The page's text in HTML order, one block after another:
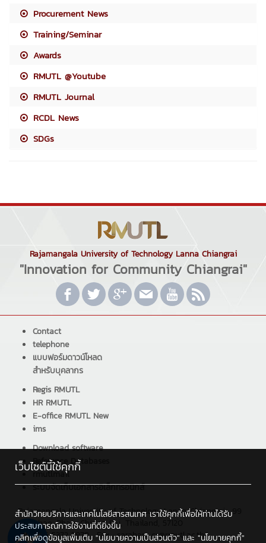
Procurement News
Training/Seminar
Awards
RMUTL @Youtube
RMUTL Journal
RCDL News
SDGs
Rajamangala University of Technology Lanna Chiangrai
"Innovation for Community Chiangrai"
Contact
telephone
แบบฟอร์มดาวน์โหลด
สำหรับบุคลากร
Regis RMUTL
HR RMUTL
E-office RMUTL New
ims
Download software
Reference Databases
rmutlmail
ระบบจัดเก็บเอกสารอิเล็กทรอนิกส์
Rajamangala University of Technology Lanna Chiangrai : 99
Sai Khao, Phan, Chiang Rai, Thailand, 57120
Tel : +66 5372 3979 , Fax : saraban_cr@rmutl.ac.th
เว็บไซต์นี้ใช้คุกกี้
สำนักวิทยบริการและเทคโนโลยีสารสนเทศ เราใช้คุกกี้เพื่อให้ท่านได้รับ
ประสบการณ์การใช้งานที่ดียิ่งขึ้น
คลิกเพื่อดูข้อมูลเพิ่มเติม "นโยบายความเป็นส่วนตัว" และ "นโยบายคุกกี้"